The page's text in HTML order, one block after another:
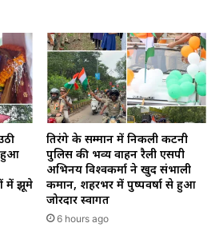
हुआ
में झूमे
तिरंगे के सम्मान में निकली कटनी
पुलिस की भव्य वाहन रैली एसपी
अभिनय विश्वकर्मा ने खुद संभाली
कमान, शहरभर में पुष्पवर्षा से हुआ
जोरदार स्वागत
6 hours ago